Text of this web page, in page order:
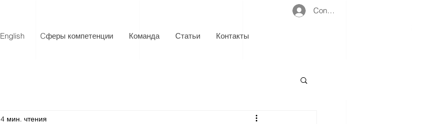
Connexion
English Cферы компетенции Команда Статьи Контакты
4 мин. чтения